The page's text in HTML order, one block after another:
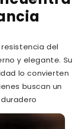
del
y elegante. Su
lo convierten
buscan un